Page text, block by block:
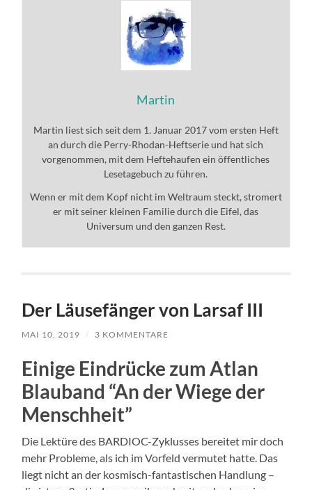
Martin
Martin liest sich seit dem 1. Januar 2017 vom ersten Heft
an durch die Perry-Rhodan-Heftserie und hat sich
vorgenommen, mit dem Heftehaufen ein öffentliches
Lesetagebuch zu führen.
Wenn er mit dem Kopf nicht im Weltraum steckt, stromert
er mit seiner kleinen Familie durch die Eifel, das
Universum und den ganzen Rest.
Der Läusefänger von Larsaf III
MAI 10, 2019 / 3 KOMMENTARE
Einige Eindrücke zum Atlan
Blauband “An der Wiege der
Menschheit”
Die Lektüre des BARDIOC-Zyklusses bereitet mir doch
mehr Probleme, als ich im Vorfeld vermutet hatte. Das
liegt nicht an der kosmisch-fantastischen Handlung –